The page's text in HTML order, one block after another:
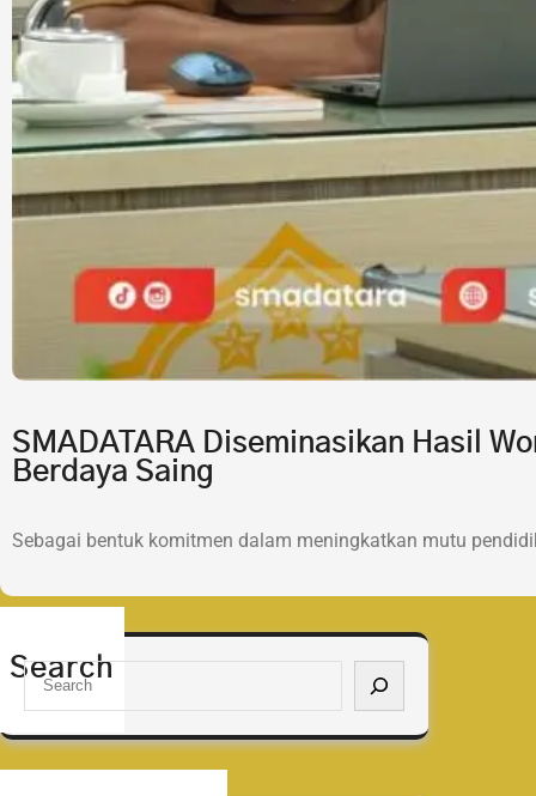
SMADATARA Diseminasikan Hasil
Berdaya Saing
Sebagai bentuk komitmen dalam meningkatkan mutu
Search
S
a